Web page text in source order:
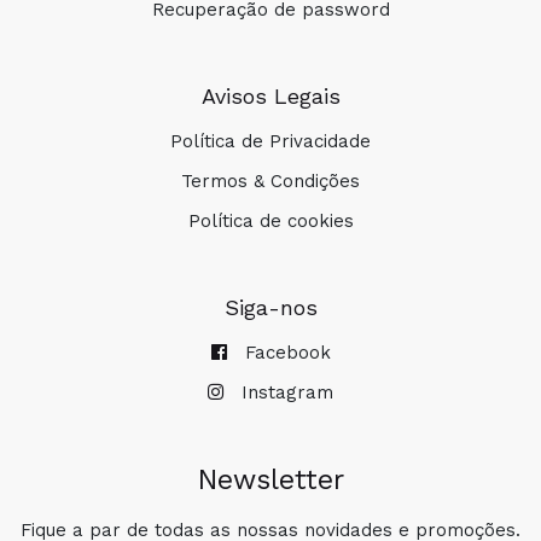
TOLERÃNCIA ÓTIMARecuperação de password
Avisos Legais
Política de Privacidade
Termos & Condições
Política de cookies
Siga-nos
Facebook
Instagram
Newsletter
Fique a par de todas as nossas novidades e promoções.